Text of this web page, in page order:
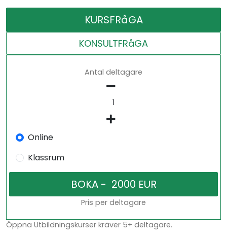
KURSFRåGA
KONSULTFRåGA
Antal deltagare
Online
Klassrum
Pris per deltagare
Öppna Utbildningskurser kräver 5+ deltagare.